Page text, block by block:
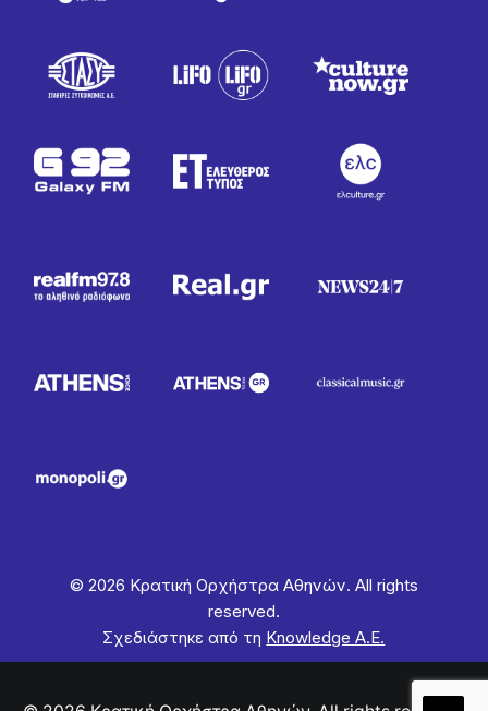
© 2026 Κρατική Ορχήστρα Αθηνών. All rights
reserved.
Σχεδιάστηκε από τη Knowledge Α.Ε.